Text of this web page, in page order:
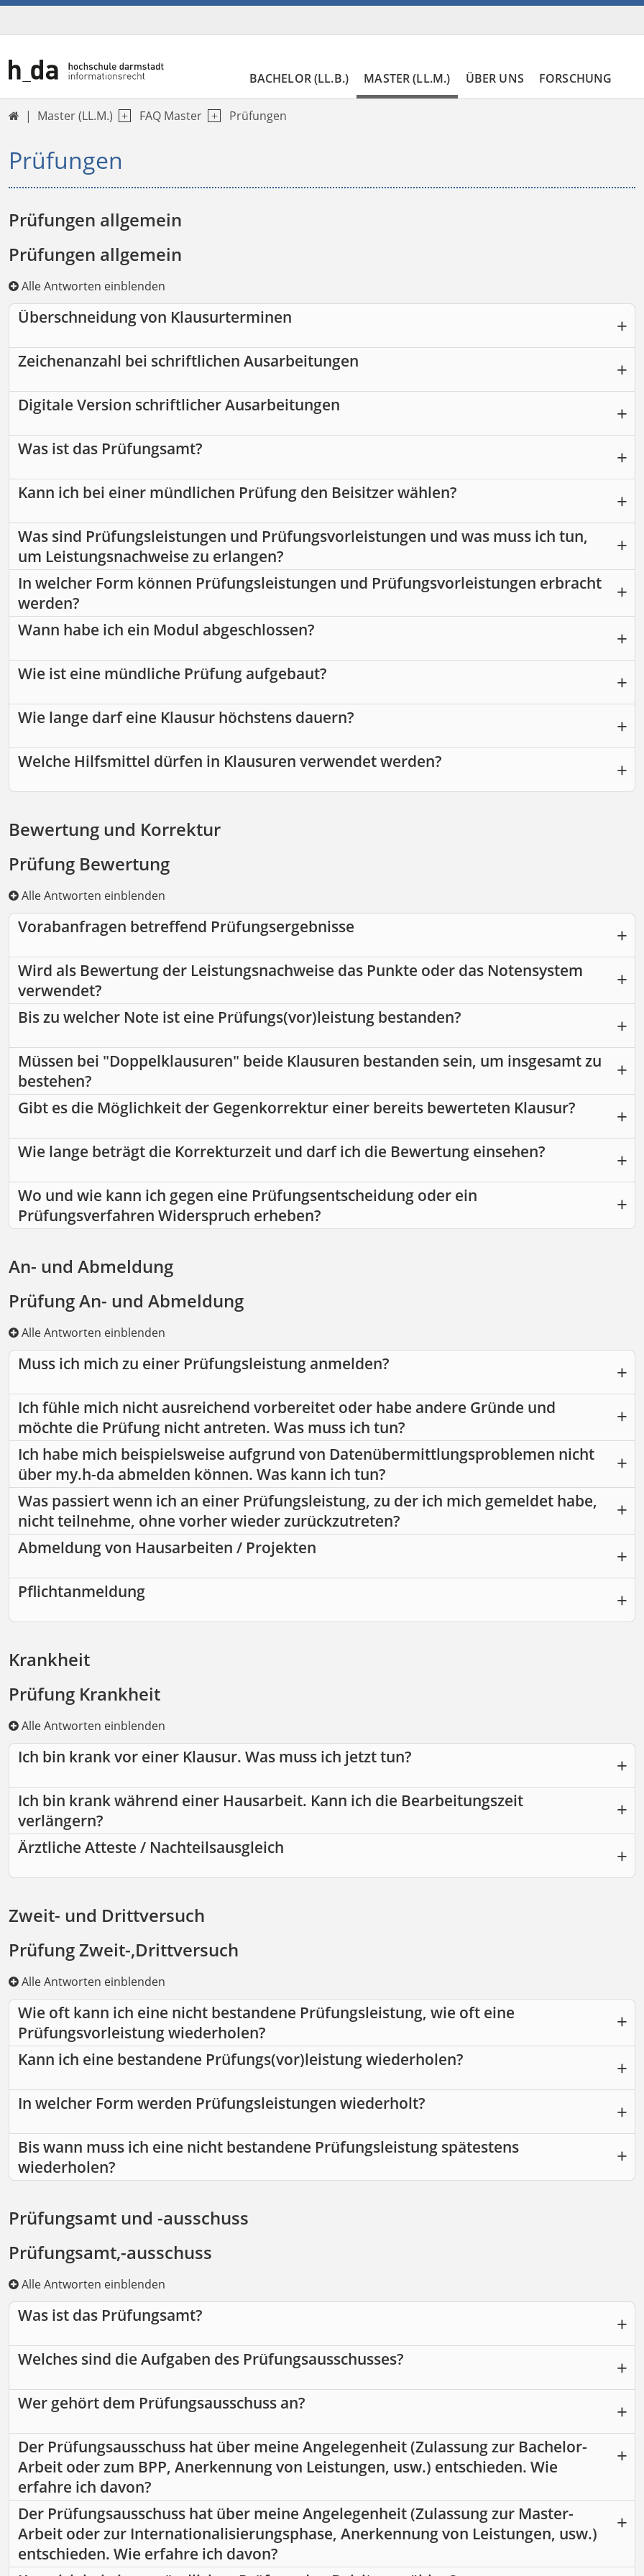
BACHELOR (LL.B.) MASTER (LL.M.) ÜBER UNS FORSCHUNG
 Master (LL.M.) FAQ Master Prüfungen
Prüfungen
Prüfungen allgemein
Prüfungen allgemein
Alle Antworten einblenden
Überschneidung von Klausurterminen
Zeichenanzahl bei schriftlichen Ausarbeitungen
Digitale Version schriftlicher Ausarbeitungen
Was ist das Prüfungsamt?
Kann ich bei einer mündlichen Prüfung den Beisitzer wählen?
Was sind Prüfungsleistungen und Prüfungsvorleistungen und was muss ich tun,
um Leistungsnachweise zu erlangen?
In welcher Form können Prüfungsleistungen und Prüfungsvorleistungen erbracht
werden?
Wann habe ich ein Modul abgeschlossen?
Wie ist eine mündliche Prüfung aufgebaut?
Wie lange darf eine Klausur höchstens dauern?
Welche Hilfsmittel dürfen in Klausuren verwendet werden?
Bewertung und Korrektur
Prüfung Bewertung
Alle Antworten einblenden
Vorabanfragen betreffend Prüfungsergebnisse
Wird als Bewertung der Leistungsnachweise das Punkte oder das Notensystem
verwendet?
Bis zu welcher Note ist eine Prüfungs(vor)leistung bestanden?
Müssen bei "Doppelklausuren" beide Klausuren bestanden sein, um insgesamt zu
bestehen?
Gibt es die Möglichkeit der Gegenkorrektur einer bereits bewerteten Klausur?
Wie lange beträgt die Korrekturzeit und darf ich die Bewertung einsehen?
Wo und wie kann ich gegen eine Prüfungsentscheidung oder ein
Prüfungsverfahren Widerspruch erheben?
An- und Abmeldung
Prüfung An- und Abmeldung
Alle Antworten einblenden
Muss ich mich zu einer Prüfungsleistung anmelden?
Ich fühle mich nicht ausreichend vorbereitet oder habe andere Gründe und
möchte die Prüfung nicht antreten. Was muss ich tun?
Ich habe mich beispielsweise aufgrund von Datenübermittlungsproblemen nicht
über my.h-da abmelden können. Was kann ich tun?
Was passiert wenn ich an einer Prüfungsleistung, zu der ich mich gemeldet habe,
nicht teilnehme, ohne vorher wieder zurückzutreten?
Abmeldung von Hausarbeiten / Projekten
Pflichtanmeldung
Krankheit
Prüfung Krankheit
Alle Antworten einblenden
Ich bin krank vor einer Klausur. Was muss ich jetzt tun?
Ich bin krank während einer Hausarbeit. Kann ich die Bearbeitungszeit
verlängern?
Ärztliche Atteste / Nachteilsausgleich
Zweit- und Drittversuch
Prüfung Zweit-,Drittversuch
Alle Antworten einblenden
Wie oft kann ich eine nicht bestandene Prüfungsleistung, wie oft eine
Prüfungsvorleistung wiederholen?
Kann ich eine bestandene Prüfungs(vor)leistung wiederholen?
In welcher Form werden Prüfungsleistungen wiederholt?
Bis wann muss ich eine nicht bestandene Prüfungsleistung spätestens
wiederholen?
Prüfungsamt und -ausschuss
Prüfungsamt,-ausschuss
Alle Antworten einblenden
Was ist das Prüfungsamt?
Welches sind die Aufgaben des Prüfungsausschusses?
Wer gehört dem Prüfungsausschuss an?
Der Prüfungsausschuss hat über meine Angelegenheit (Zulassung zur Bachelor-
Arbeit oder zum BPP, Anerkennung von Leistungen, usw.) entschieden. Wie
erfahre ich davon?
Der Prüfungsausschuss hat über meine Angelegenheit (Zulassung zur Master-
Arbeit oder zur Internationalisierungsphase, Anerkennung von Leistungen, usw.)
entschieden. Wie erfahre ich davon?